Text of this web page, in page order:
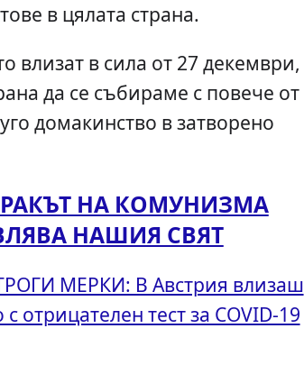
в цялата страна.
влизат в сила от 27 декември,
да се събираме с повече от
домакинство в затворено
НА КОМУНИЗМА
НАШИЯ СВЯТ
МЕРКИ: В Австрия влизаш
отрицателен тест за COVID-19